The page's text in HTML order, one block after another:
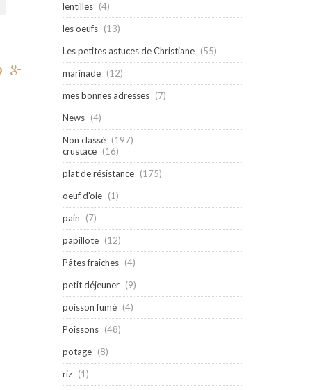
lentilles (4)
les oeufs (13)
Les petites astuces de Christiane (55)
marinade (12)
mes bonnes adresses (7)
News (4)
Non classé (197)
crustace (16)
plat de résistance (175)
oeuf d'oie (1)
pain
(7)
papillote (12)
Pâtes fraîches (4)
petit déjeuner (9)
poisson fumé (4)
Poissons (48)
potage (8)
riz (1)